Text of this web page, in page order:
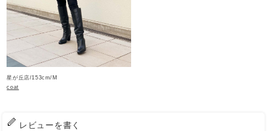
星が丘店/153cm/M
coat
レビューを書く